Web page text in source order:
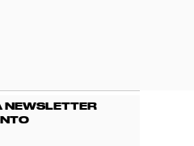
NEWSLETTER